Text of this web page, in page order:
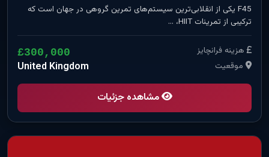
F45 یکی از انقلابی‌ترین سیستم‌های تمرین گروهی در جهان است که
ترکیبی از تمرینات HIIT، …
هزینه فرانچایز £300,000
موقعیت United Kingdom
مشاهده جزئیات